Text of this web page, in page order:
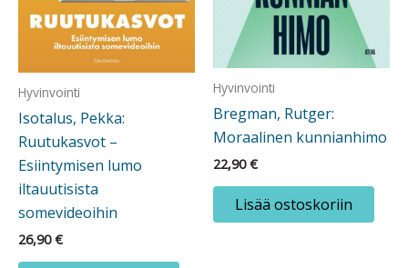
Hyvinvointi
Isotalus, Pekka:
Ruutukasvot –
Esiintymisen lumo
iltauutisista
somevideoihin
26,90€
Hyvinvointi
Bregman, Rutger:
Moraalinen kunnianhimo
22,90€
Lisää ostoskoriin